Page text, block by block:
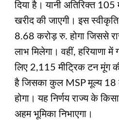
दिया है। यानी अतिरिक्त
खरीद की जाएगी। इस
8.68 करोड़ रु. होगा जिससे
लाभ मिलेगा। वहीं, हरियाणा
लिए 2,115 मीट्रिक टन मूंग
है जिसका कुल MSP मूल्य
होगा। यह निर्णय राज्य के
अहम भूमिका निभाएगा।